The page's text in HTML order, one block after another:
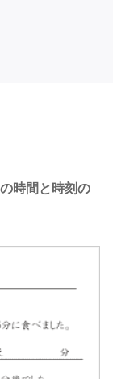
時間と時刻の